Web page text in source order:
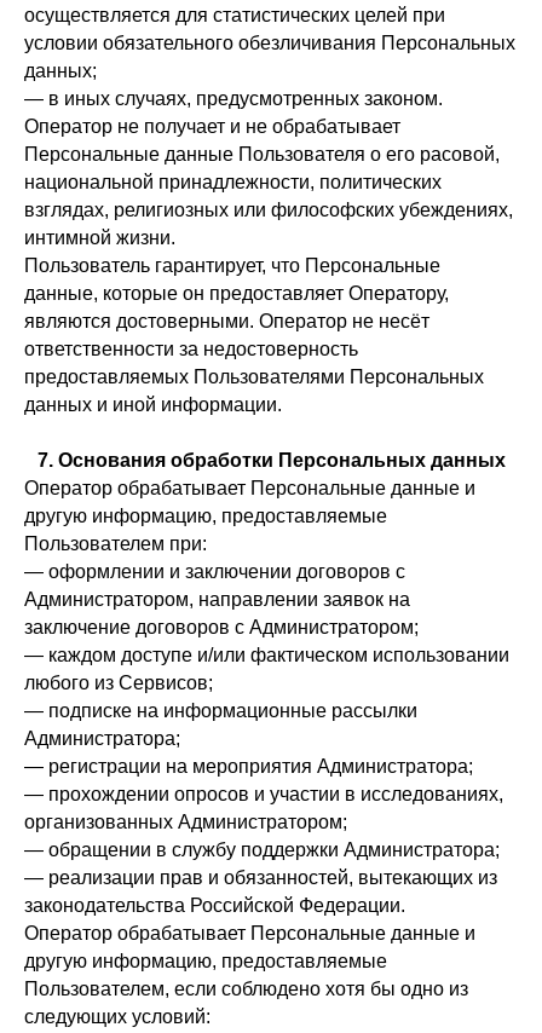
осуществляется для статистических целей при
условии обязательного обезличивания Персональных
данных;
— в иных случаях, предусмотренных законом.
Оператор не получает и не обрабатывает
Персональные данные Пользователя о его расовой,
национальной принадлежности, политических
взглядах, религиозных или философских убеждениях,
интимной жизни.
Пользователь гарантирует, что Персональные
данные, которые он предоставляет Оператору,
являются достоверными. Оператор не несёт
ответственности за недостоверность
предоставляемых Пользователями Персональных
данных и иной информации.
7. Основания обработки Персональных данных
Оператор обрабатывает Персональные данные и
другую информацию, предоставляемые
Пользователем при:
— оформлении и заключении договоров с
Администратором, направлении заявок на
заключение договоров с Администратором;
— каждом доступе и/или фактическом использовании
любого из Сервисов;
— подписке на информационные рассылки
Администратора;
— регистрации на мероприятия Администратора;
— прохождении опросов и участии в исследованиях,
организованных Администратором;
— обращении в службу поддержки Администратора;
— реализации прав и обязанностей, вытекающих из
законодательства Российской Федерации.
Оператор обрабатывает Персональные данные и
другую информацию, предоставляемые
Пользователем, если соблюдено хотя бы одно из
следующих условий: